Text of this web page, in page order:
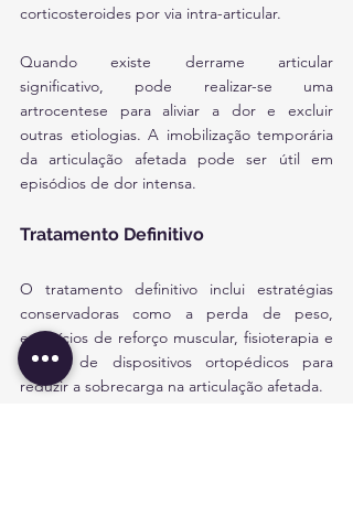
corticosteroides por via intra-articular.
Quando existe derrame articular
significativo, pode realizar-se uma
artrocentese para aliviar a dor e excluir
outras etiologias. A imobilização temporária
da articulação afetada pode ser útil em
episódios de dor intensa.
Tratamento Definitivo
O tratamento definitivo inclui estratégias
conservadoras como a perda de peso,
exercícios de reforço muscular, fisioterapia e
o uso de dispositivos ortopédicos para
reduzir a sobrecarga na articulação afetada.